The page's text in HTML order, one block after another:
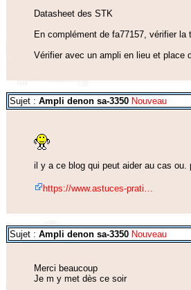
Datasheet des STK
En complément de fa77157, vérifier
Vérifier avec un ampli en lieu et place
Sujet : Ampli denon sa-3350 Nouveau
il y a ce blog qui peut aider au cas
https://www.astuces-prati…
Sujet : Ampli denon sa-3350 Nouveau
Merci beaucoup
Je m y met dès ce soir